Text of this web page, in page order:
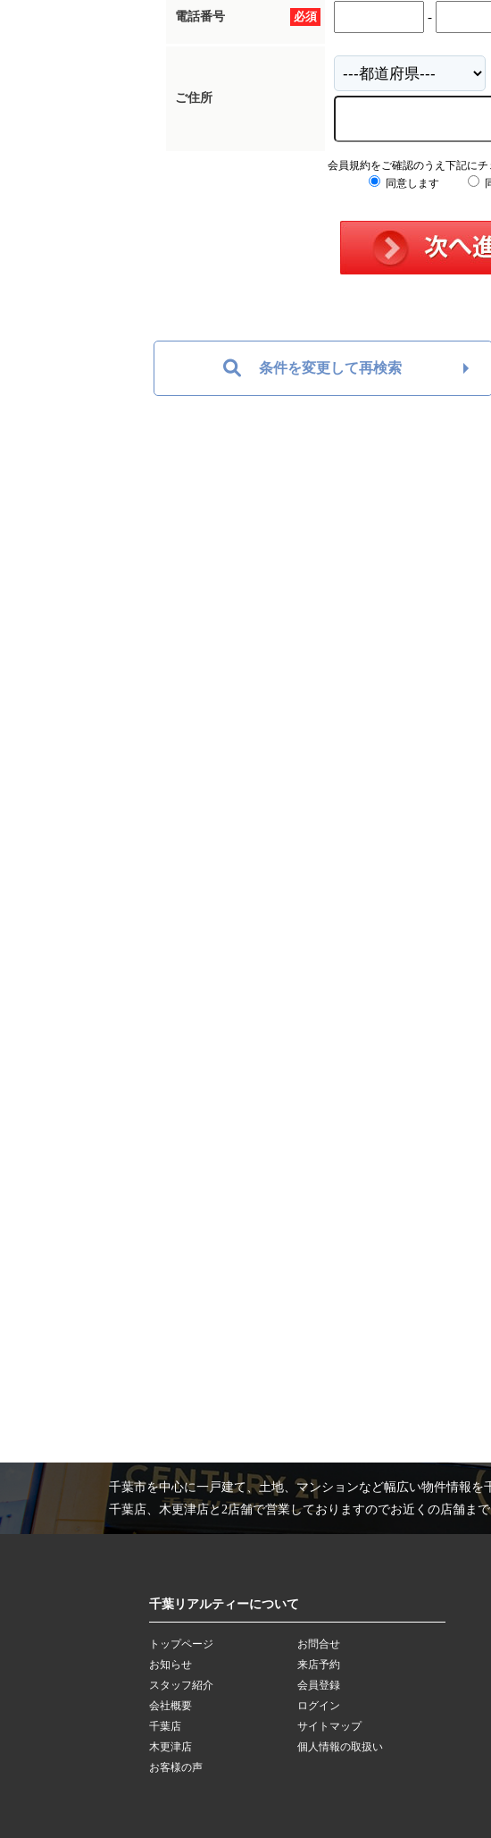
必須
電話番号 -
ご住所
会員規約をご確認のうえ下記にチ
同意します
条件を変更して再検索
千葉市を中心に一戸建て、土地、マンションなど幅広い物件情報
千葉店、木更津店と2店舗で営業しておりますのでお近くの店舗ま
千葉リアルティーについて
トップページ
お知らせ
スタッフ紹介
会社概要
千葉店
木更津店
お客様の声
お問合せ
来店予約
会員登録
ログイン
サイトマップ
個人情報の取扱い